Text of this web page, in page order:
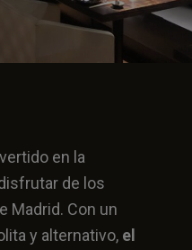
en la
de los
Madrid. Con un
y alternativo, el